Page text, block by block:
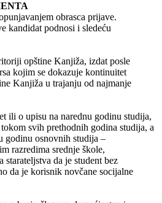
obrasca prijave.
kandidat podnosi i sledeću
opštine Kanjiža, izdat posle
kojim se dokazuje kontinuitet
Kanjiža u trajanju od najmanje
ili o upisu na narednu godinu studija,
svih prethodnih godina studija, a
godinu osnovnih studija –
razredima srednje škole,
starateljstva da je student bez
da je korisnik novčane socijalne